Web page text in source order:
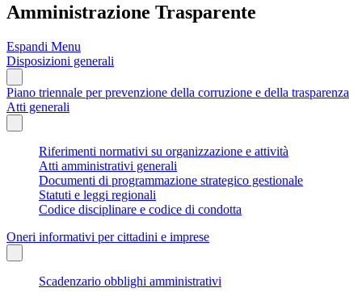
Amministrazione Trasparente
Espandi Menu
Disposizioni generali
Piano triennale per prevenzione della corruzione e della trasparenza
Atti generali
Riferimenti normativi su organizzazione e attività
Atti amministrativi generali
Documenti di programmazione strategico gestionale
Statuti e leggi regionali
Codice disciplinare e codice di condotta
Oneri informativi per cittadini e imprese
Scadenzario obblighi amministrativi